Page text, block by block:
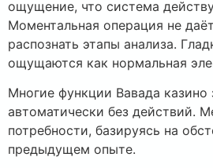
ощущение, что система
Моментальная операция не
распознать этапы анализа.
ощущаются как нормальная
Многие функции Вавада казино
автоматически без действий.
потребности, базируясь на
предыдущем опыте.